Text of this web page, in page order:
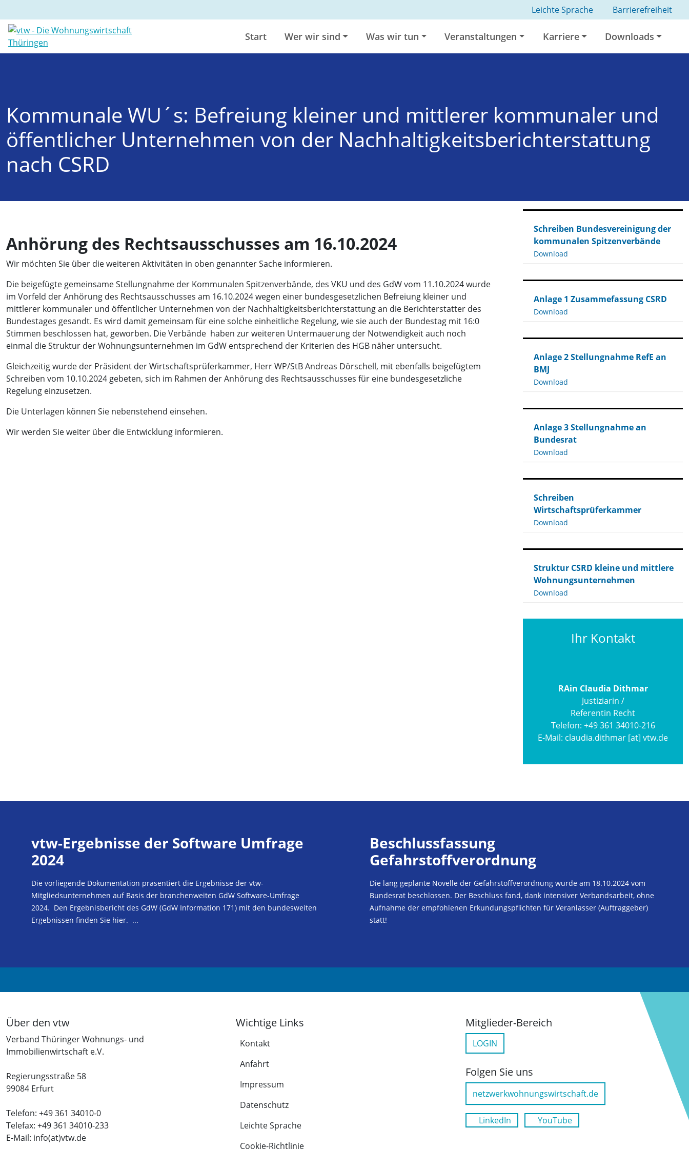
Leichte Sprache Barrierefreiheit
Start Wer wir sind Was wir tun Veranstaltungen Karriere Downloads
Kommunale WU´s: Befreiung kleiner und mittlerer kommunaler und
öffentlicher Unternehmen von der Nachhaltigkeitsberichterstattung
nach CSRD
Anhörung des Rechtsausschusses am 16.10.2024
Wir möchten Sie über die weiteren Aktivitäten in oben genannter Sache informieren.
Die beigefügte gemeinsame Stellungnahme der Kommunalen Spitzenverbände, des VKU und des GdW vom 11.10.2024 wurde
im Vorfeld der Anhörung des Rechtsausschusses am 16.10.2024 wegen einer bundesgesetzlichen Befreiung kleiner und
mittlerer kommunaler und öffentlicher Unternehmen von der Nachhaltigkeitsberichterstattung an die Berichterstatter des
Bundestages gesandt. Es wird damit gemeinsam für eine solche einheitliche Regelung, wie sie auch der Bundestag mit 16:0
Stimmen beschlossen hat, geworben. Die Verbände haben zur weiteren Untermauerung der Notwendigkeit auch noch
einmal die Struktur der Wohnungsunternehmen im GdW entsprechend der Kriterien des HGB näher untersucht.
Gleichzeitig wurde der Präsident der Wirtschaftsprüferkammer, Herr WP/StB Andreas Dörschell, mit ebenfalls beigefügtem
Schreiben vom 10.10.2024 gebeten, sich im Rahmen der Anhörung des Rechtsausschusses für eine bundesgesetzliche
Regelung einzusetzen.
Die Unterlagen können Sie nebenstehend einsehen.
Wir werden Sie weiter über die Entwicklung informieren.
Schreiben Bundesvereinigung der
kommunalen Spitzenverbände
Download
Anlage 1 Zusammefassung CSRD
Download
Anlage 2 Stellungnahme RefE an
BMJ
Download
Anlage 3 Stellungnahme an
Bundesrat
Download
Schreiben
Wirtschaftsprüferkammer
Download
Struktur CSRD kleine und mittlere
Wohnungsunternehmen
Download
Ihr Kontakt
RAin Claudia Dithmar
Justiziarin /
Referentin Recht
Telefon: +49 361 34010-216
E-Mail: claudia.dithmar [at] vtw.de
vtw-Ergebnisse der Software Umfrage
2024
Die vorliegende Dokumentation präsentiert die Ergebnisse der vtw-
Mitgliedsunternehmen auf Basis der branchenweiten GdW Software-Umfrage
2024. Den Ergebnisbericht des GdW (GdW Information 171) mit den bundesweiten
Ergebnissen finden Sie hier. ...
Beschlussfassung
Gefahrstoffverordnung
Die lang geplante Novelle der Gefahrstoffverordnung wurde am 18.10.2024 vom
Bundesrat beschlossen. Der Beschluss fand, dank intensiver Verbandsarbeit, ohne
Aufnahme der empfohlenen Erkundungspflichten für Veranlasser (Auftraggeber)
statt!
Über den vtw
Verband Thüringer Wohnungs- und
Immobilienwirtschaft e.V.
Regierungsstraße 58
99084 Erfurt
Telefon: +49 361 34010-0
Telefax: +49 361 34010-233
E-Mail: info(at)vtw.de
Mitglieder-Bereich
LOGIN
Folgen Sie uns
netzwerkwohnungswirtschaft.de
LinkedIn YouTube
Wichtige Links
Kontakt
Anfahrt
Impressum
Datenschutz
Leichte Sprache
Cookie-Richtlinie